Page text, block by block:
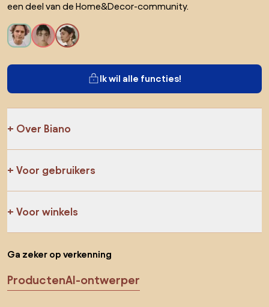
een deel van de Home&Decor-community.
Ik wil alle functies!
Over Biano
Voor gebruikers
Voor winkels
Ga zeker op verkenning
ProductenAI-ontwerper